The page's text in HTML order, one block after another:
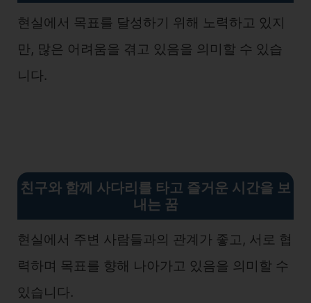
현실에서 목표를 달성하기 위해 노력하고 있지
만, 많은 어려움을 겪고 있음을 의미할 수 있습
니다.
친구와 함께 사다리를 타고 즐거운 시간을 보
내는 꿈
현실에서 주변 사람들과의 관계가 좋고, 서로 협
력하며 목표를 향해 나아가고 있음을 의미할 수
있습니다.